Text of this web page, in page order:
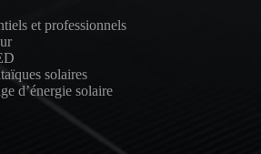
et professionnels
solaires
d’énergie solaire